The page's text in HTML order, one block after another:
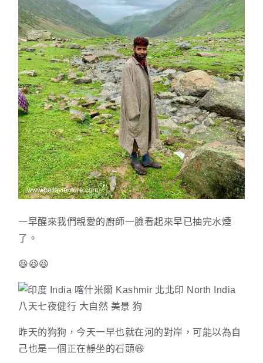
一早醒來我們親愛的廚師一臉看起來早已抽完水煙
了。
😆😆😆
昨天的狗狗，今天一早也就在河的對岸，可能以為自
己也是一個正在靜坐的石頭😆